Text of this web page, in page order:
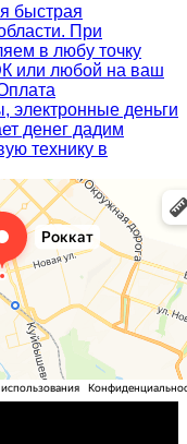
быстрая
При
в любу точку
или любой на ваш
электронные деньги
денег дадим
технику в